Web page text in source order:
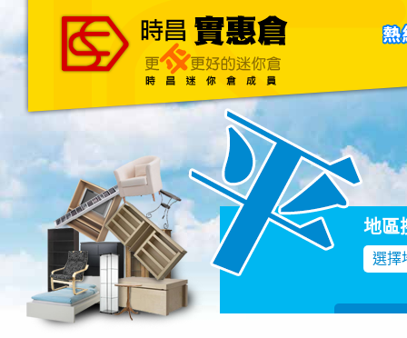
主頁 關於我們 聯絡我們
地區
選擇